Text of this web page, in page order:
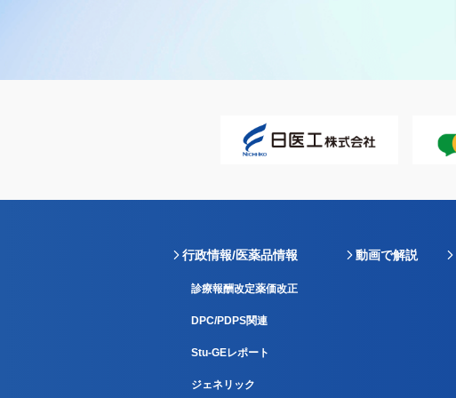
行政情報/医薬品情報
診療報酬改定薬価改正
DPC/PDPS関連
Stu-GEレポート
ジェネリック
動画で解説